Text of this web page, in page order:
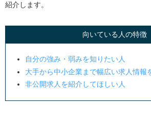
紹介します。
向いている人の特徴
自分の強み・弱みを知りたい人
大手から中小企業まで幅広い求人情報
非公開求人を紹介してほしい人